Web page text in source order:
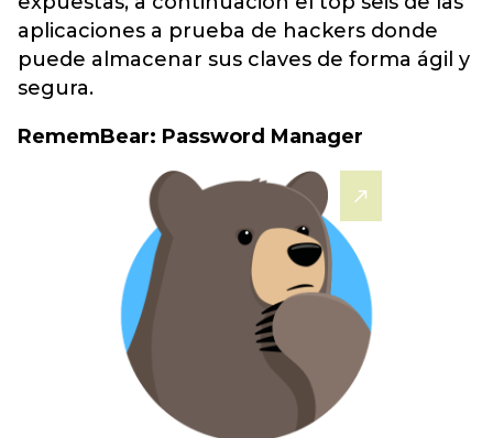
aplicaciones a prueba de hackers donde
puede almacenar sus claves de forma ágil y
segura.
RememBear: Password Manager